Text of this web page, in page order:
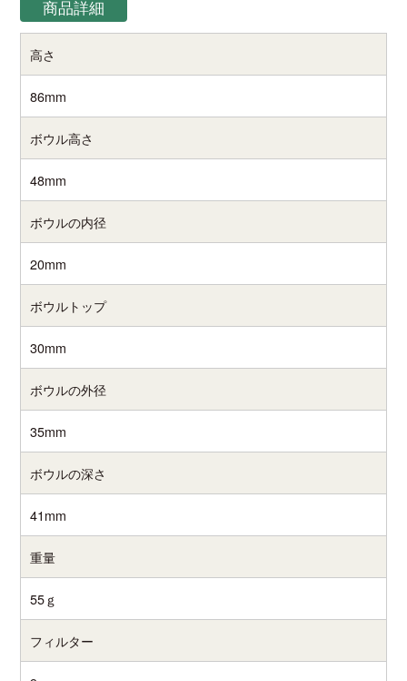
商品詳細
高さ
86mm
ボウル高さ
48mm
ボウルの内径
20mm
ボウルトップ
30mm
ボウルの外径
35mm
ボウルの深さ
41mm
重量
55ｇ
フィルター